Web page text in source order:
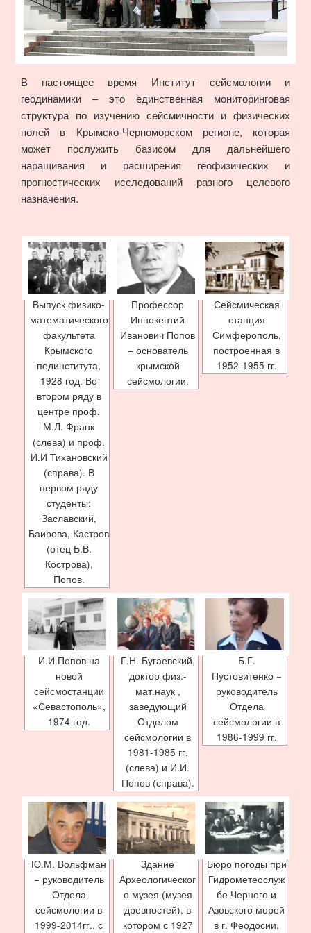
В настоящее время Институт сейсмологии и
геодинамики – это единственная мониторинговая
структура по изучению сейсмичности и физических
полей в Крымско-Черноморском регионе, которая
может послужить базисом для дальнейшего
наращивания и расширения геофизических и
прогностических исследований разного целевого
назначения.
Выпуск физико-
математического
факультета
Крымского
пединститута,
1928 год. Во
втором ряду в
центре проф.
М.Л. Франк
(слева) и проф.
И.И Тихановский
(справа). В
первом ряду
студенты:
Заславский,
Баирова, Кастров
(отец Б.В.
Кострова),
Попов.
Профессор
Иннокентий
Иванович Попов
− основатель
крымской
сейсмологии.
Сейсмическая
станция
Симферополь,
построенная в
1952-1955 гг.
И.И.Попов на
новой
сейсмостанции
«Севастополь»,
1974 год.
Г.Н. Бугаевский,
доктор физ.-
мат.наук ,
заведующий
Отделом
сейсмологии в
1981-1985 гг.
(слева) и И.И.
Попов (справа).
Б.Г.
Пустовитенко −
руководитель
Отдела
сейсмологии в
1986-1999 гг.
Ю.М. Вольфман
− руководитель
Отдела
сейсмологии в
1999-2014гг., с
Здание
Археологическог
о музея (музея
древностей), в
котором с 1927
Бюро погоды при
Гидрометеослуж
бе Черного и
Азовского морей
в г. Феодосии.